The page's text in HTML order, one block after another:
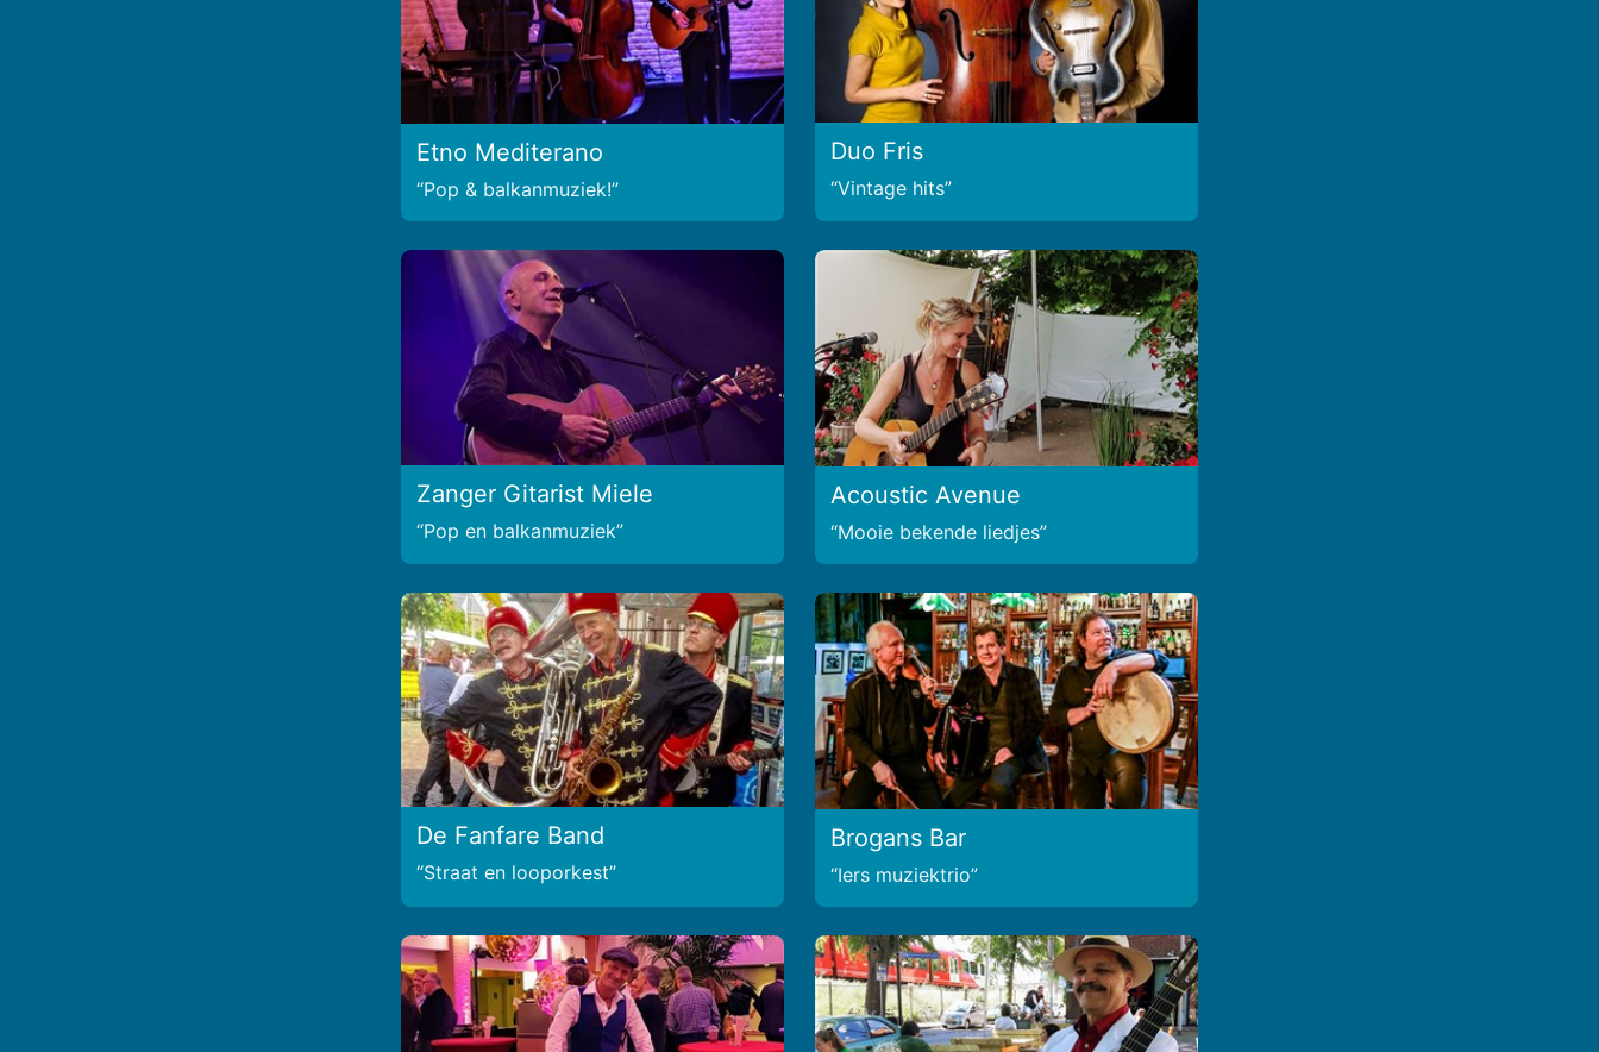
Etno Mediterano
Pop & balkanmuziek!
Duo Fris
Vintage hits
Zanger Gitarist Miele
Pop en balkanmuziek
Acoustic Avenue
Mooie bekende liedjes
De Fanfare Band
Straat en looporkest
Brogans Bar
Iers muziektrio